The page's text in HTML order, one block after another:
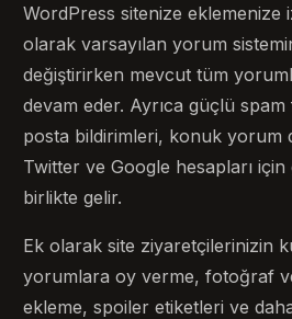
WordPress sitenize eklemenize
olarak varsayılan yorum
değiştirirken mevcut tüm
devam eder. Ayrıca güçlü
posta bildirimleri, konuk yorum
Twitter ve Google hesapları
birlikte gelir.
Ek olarak site ziyaretçilerinizin
yorumlara oy verme, fotoğraf
ekleme, spoiler etiketleri ve